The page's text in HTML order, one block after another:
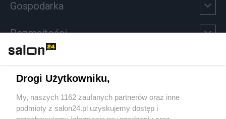
Gospodarka
Rozmaitości
Sport
Społeczeństwo
Drogi Użytkowniku,
My, naszych 1162 zaufanych partnerów oraz inne
podmioty z salon24.pl uzyskujemy dostęp i